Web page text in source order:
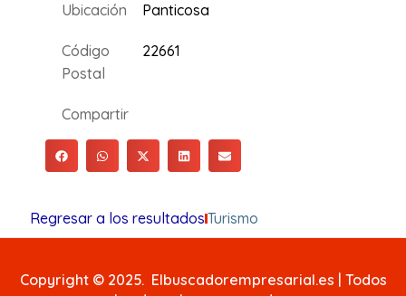
Ubicación Panticosa
Código
Postal
22661
Compartir
Regresar a los resultadosTurismo
Copyright © 2025. Elbuscadorempresarial.es | Todos